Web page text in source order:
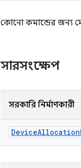
কোনো কমান্ডের জন্য
সারসংক্ষেপ
সরকারি নির্মাণকারী
DeviceAllocation